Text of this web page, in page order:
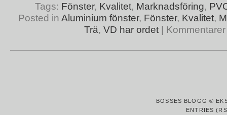
Tags: Fönster, Kvalitet, Marknadsföring,
Posted in Aluminium fönster, Fönster, Kvalitet,
Trä, VD har ordet|
BOSSES BLOGG ©
ENTRIES